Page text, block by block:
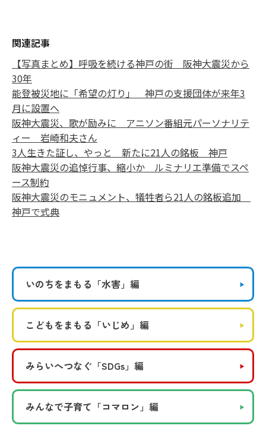
関連記事
【写真まとめ】呼吸を続ける神戸の街 阪神大震災から
30年
能登被災地に「希望の灯り」 神戸の支援団体が来年3
月に設置へ
阪神大震災、歌が励みに アニソン番組元パーソナリテ
ィー 岩崎和夫さん
3人生きた証し、やっと 新たに21人の銘板 神戸
阪神大震災の追悼行事、縮小か ルミナリエ準備でスペ
ース制約
阪神大震災のモニュメント、犠牲者ら21人の銘板追加
神戸で式典
いのちをまもる 「水害」編
こどもをまもる 「いじめ」編
みらいへつなぐ 「SDGs」編
みんなで子育て 「コマロン」編